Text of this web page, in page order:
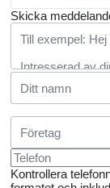
Skicka
Kontrollera